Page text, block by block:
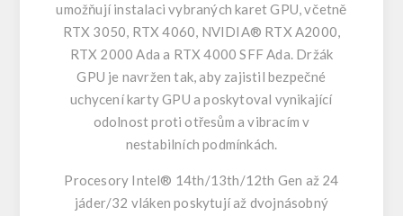
umožňují instalaci vybraných karet GPU, včetně
RTX 3050, RTX 4060, NVIDIA® RTX A2000,
RTX 2000 Ada a RTX 4000 SFF Ada. Držák
GPU je navržen tak, aby zajistil bezpečné
uchycení karty GPU a poskytoval vynikající
odolnost proti otřesům a vibracím v
nestabilních podmínkách.
Procesory Intel® 14th/13th/12th Gen až 24
jáder/32 vláken poskytují až dvojnásobný